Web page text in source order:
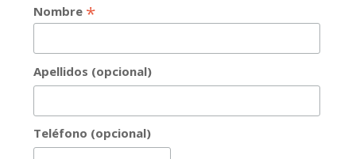
Nombre *
Apellidos (opcional)
Teléfono (opcional)